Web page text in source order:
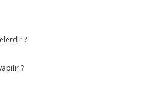
?
?